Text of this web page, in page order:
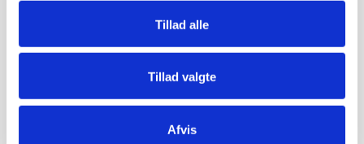
Tillad alle
Tillad valgte
Afvis